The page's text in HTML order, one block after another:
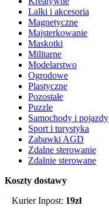
Lalki i akcesoria
Magnetyczne
Majsterkowanie
Maskotki
Militarne
Modelarstwo
Ogrodowe
Plastyczne
Pozostałe
Puzzle
Samochody i pojazdy
Sport i turystyka
Zabawki AGD
Zdalne sterowanie
Zdalnie sterowane
Koszty dostawy
Kurier Inpost: 19zł